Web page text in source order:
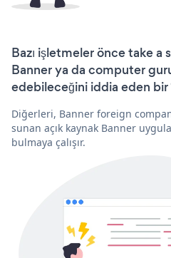
Bazı işletmeler önce take
Banner ya da computer
edebileceğini iddia eden bir
Diğerleri, Banner foreign
sunan açık kaynak Banner
bulmaya çalışır.